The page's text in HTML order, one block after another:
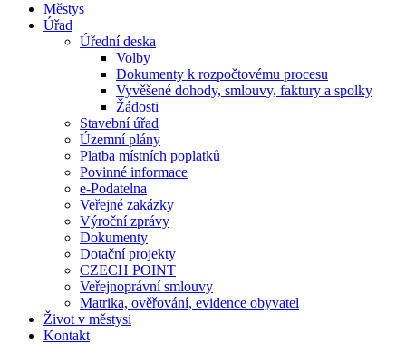
Městys
Úřad
Úřední deska
Volby
Dokumenty k rozpočtovému procesu
Vyvěšené dohody, smlouvy, faktury a spolky
Žádosti
Stavební úřad
Územní plány
Platba místních poplatků
Povinné informace
e-Podatelna
Veřejné zakázky
Výroční zprávy
Dokumenty
Dotační projekty
CZECH POINT
Veřejnoprávní smlouvy
Matrika, ověřování, evidence obyvatel
Život v městysi
Kontakt